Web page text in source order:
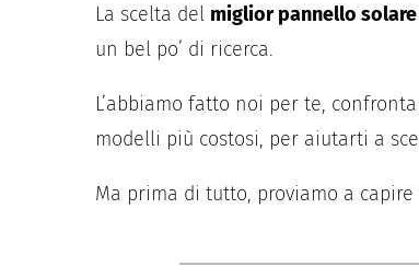
La scelta del miglior pannello
un bel po’ di ricerca.
L’abbiamo fatto noi per te,
modelli più costosi, per aiutarti a
Ma prima di tutto, proviamo a